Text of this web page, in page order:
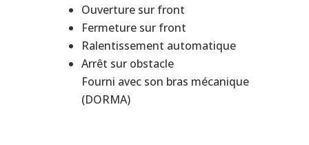
Ouverture sur front
Fermeture sur front
Ralentissement automatique
Arrêt sur obstacle
Fourni avec son bras mécanique
(DORMA)